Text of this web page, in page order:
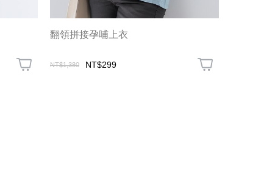
翻領拼接孕哺上衣
NT$1,380 NT$299